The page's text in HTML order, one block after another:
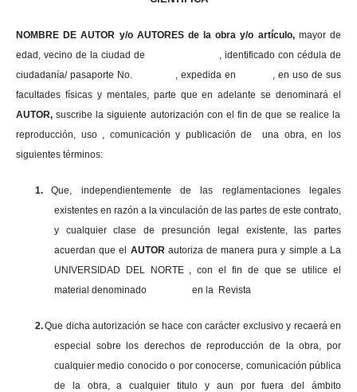
NOMBRE DE AUTOR y/o AUTORES de la obra y/o artículo, mayor de
edad, vecino de la ciudad de , identificado con cédula de
ciudadanía/ pasaporte No. , expedida en , en uso de sus
facultades físicas y mentales, parte que en adelante se denominará el
AUTOR,suscribe la siguiente autorización con el fin de que se realice la
reproducción, uso , comunicación y publicación de una obra, en los
siguientes términos:
1.
Que, independientemente de las reglamentaciones legales
existentes en razón a la vinculación de las partes de este contrato,
y cualquier clase de presunción legal existente, las partes
acuerdan que el AUTOR autoriza de manera pura y simple a La
UNIVERSIDAD DEL NORTE , con el fin de que se utilice el
material denominado en la Revista
2.Que dicha autorización se hace con carácter exclusivo y recaerá en
especial sobre los derechos de reproducción de la obra, por
cualquier medio conocido o por conocerse, comunicación pública
de la obra, a cualquier titulo y aun por fuera del ámbito